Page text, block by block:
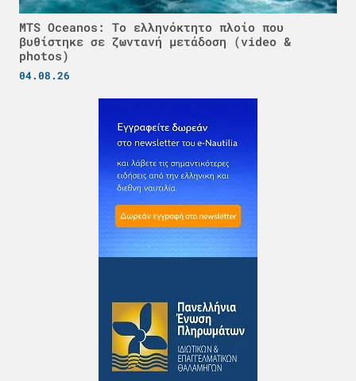
MTS Oceanos: Το ελληνόκτητο πλοίο που
βυθίστηκε σε ζωντανή μετάδοση (video &
photos)
04.08.26